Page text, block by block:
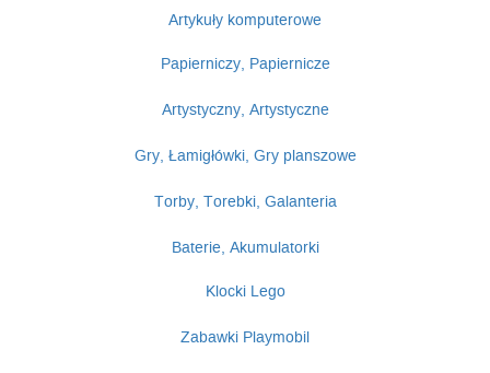
Artykuły komputerowe
Papierniczy, Papiernicze
Artystyczny, Artystyczne
Gry, Łamigłówki, Gry planszowe
Torby, Torebki, Galanteria
Baterie, Akumulatorki
Klocki Lego
Zabawki Playmobil